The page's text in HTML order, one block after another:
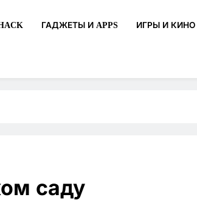
ГАДЖЕТЫ И APPS ИГРЫ И КИНО
саду